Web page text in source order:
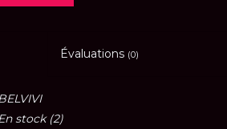
Évaluations (0)
stock(2)